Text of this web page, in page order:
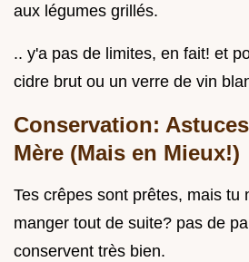
aux légumes grillés.
.. y'a pas de limites, en fait! et
cidre brut ou un verre de vin
Conservation:
Mère (Mais en Mieux!)
Tes crêpes sont prêtes, mais tu
manger tout de suite? pas de
conservent très bien.